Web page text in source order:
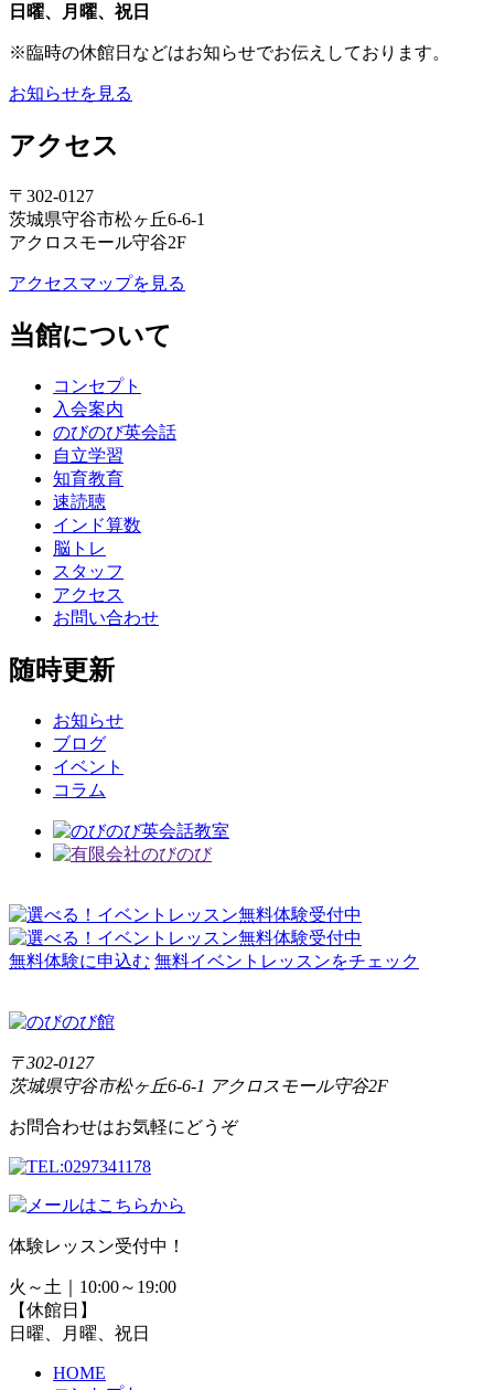
日曜、月曜、祝日
※臨時の休館日などはお知らせでお伝えしております。
お知らせを見る
アクセス
〒302-0127
茨城県守谷市松ヶ丘6-6-1
アクロスモール守谷2F
アクセスマップを見る
当館について
コンセプト
入会案内
のびのび英会話
自立学習
知育教育
速読聴
インド算数
脳トレ
スタッフ
アクセス
お問い合わせ
随時更新
お知らせ
ブログ
イベント
コラム
無料体験に申込む 無料イベントレッスンをチェック
〒302-0127
茨城県守谷市松ヶ丘6-6-1 アクロスモール守谷2F
お問合わせはお気軽にどうぞ
体験レッスン受付中！
火～土｜10:00～19:00
【休館日】
日曜、月曜、祝日
HOME